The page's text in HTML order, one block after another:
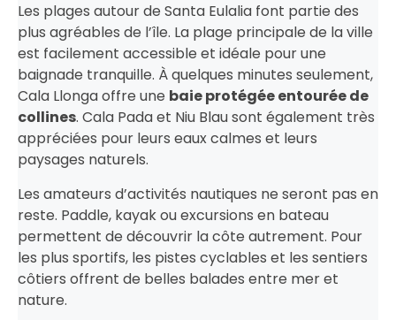
Les plages autour de Santa Eulalia font partie des
plus agréables de l’île. La plage principale de la ville
est facilement accessible et idéale pour une
baignade tranquille. À quelques minutes seulement,
Cala Llonga offre une baie protégée entourée de
collines. Cala Pada et Niu Blau sont également très
appréciées pour leurs eaux calmes et leurs
paysages naturels.
Les amateurs d’activités nautiques ne seront pas en
reste. Paddle, kayak ou excursions en bateau
permettent de découvrir la côte autrement. Pour
les plus sportifs, les pistes cyclables et les sentiers
côtiers offrent de belles balades entre mer et
nature.